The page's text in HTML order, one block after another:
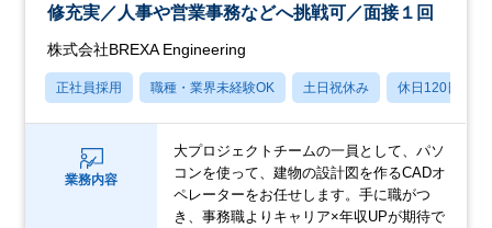
修充実／人事や営業事務などへ挑戦可／面接１回
株式会社BREXA Engineering
正社員採用 職種・業界未経験OK 土日祝休み 休日120日以上
業務内容
大プロジェクトチームの一員として、パソ
コンを使って、建物の設計図を作るCADオ
ペレーターをお任せします。手に職がつ
き、事務職よりキャリア×年収UPが期待で